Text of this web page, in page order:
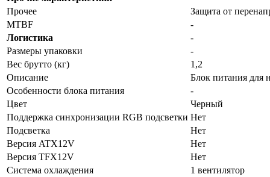
Прочее
Защита от
MTBF
-
Логистика
-
Размеры упаковки
-
Вес брутто (кг)
1,2
Описание
Блок питания для
Особенности блока питания
-
Цвет
Черный
Поддержка синхронизации RGB подсветки Нет
Подсветка
Нет
Версия ATX12V
Нет
Версия TFX12V
Нет
Система охлаждения
1 вентилятор